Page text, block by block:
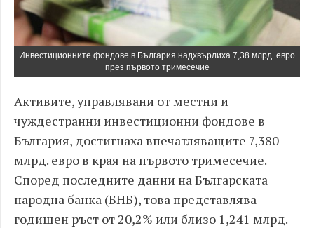
Инвестиционните фондове в България надхвърлиха 7,38 млрд. евро
през първото тримесечие
Активите, управлявани от местни и
чуждестранни инвестиционни фондове в
България, достигнаха впечатляващите 7,380
млрд. евро в края на първото тримесечие.
Според последните данни на Българската
народна банка (БНБ), това представлява
годишен ръст от 20,2% или близо 1,241 млрд.